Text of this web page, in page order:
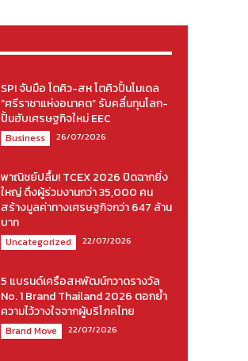
SPI จับมือ โตคิว-สห โตคิวปั้นโมเดล
“ศรีราชาแห่งอนาคต” รับคลื่นทุนโลก-
ปั้นฮับเศรษฐกิจใหม่ EEC
Business 26/07/2026
พาณิชย์ปลื้ม! TCEX 2026 ปิดฉากยิ่ง
ใหญ่ ดึงผู้ร่วมงานกว่า 35,000 คน
สร้างมูลค่าทางเศรษฐกิจกว่า 647 ล้าน
บาท
Uncategorized 22/07/2026
5 แบรนด์เครือสหพัฒน์กวาดรางวัล
No. 1 Brand Thailand 2026 ตอกย้ำ
ความไว้วางใจจากผู้บริโภคไทย
Brand Move 22/07/2026